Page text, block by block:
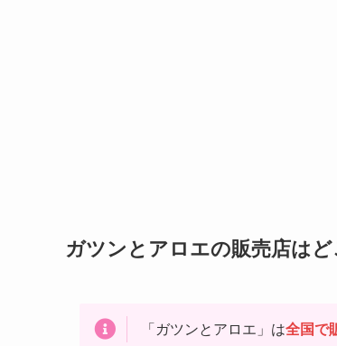
ガツンとアロエの販売店は
「ガツンとアロエ」は全国で